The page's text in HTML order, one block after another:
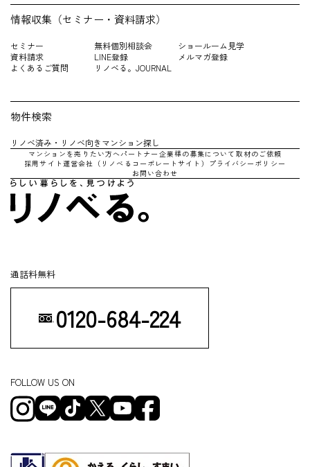
通話料無料
0120-684-224
FOLLOW US ON
情報収集（セミナー・資料請求）
セミナー 無料個別相談会
ショールーム見学
資料請求
LINE登録
メルマガ登録
よくあるご質問
リノベる。JOURNAL
物件検索
リノベ済み・リノベ向きマンション探し
マンションを売りたい方へパートナー企業様の募集について 取材のご依頼
採用サイト 運営会社（リノべるコーポレートサイト） プライバシーポリシー
お問い合わせ